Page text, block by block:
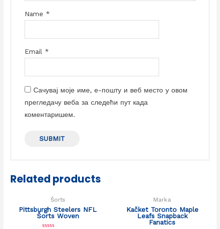
Name *
Email *
Сачувај моје име, е-пошту и веб место у овом
прегледачу веба за следећи пут када
коментаришем.
Related products
OUT OF STOCK
Šorts
Pittsburgh Steelers NFL
Šorts Woven
Marka
Kačket Toronto Maple
Leafs Snapback
Fanatics